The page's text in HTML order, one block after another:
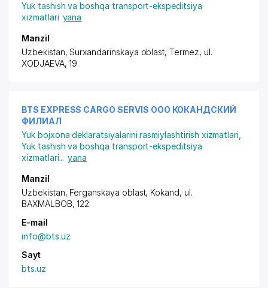
Yuk tashish va boshqa transport-ekspeditsiya
xizmatlari yana
Manzil
Uzbekistan, Surxandarinskaya oblast, Termez, ul.
XODJAEVA, 19
BTS EXPRESS CARGO SERVIS ООО КОКАНДСКИЙ
ФИЛИАЛ
Yuk bojxona deklaratsiyalarini rasmiylashtirish xizmatlari
Yuk tashish va boshqa transport-ekspeditsiya
xizmatlari... yana
Manzil
Uzbekistan, Ferganskaya oblast, Kokand, ul.
BAXMALBOB, 122
E-mail
info@bts.uz
Sayt
bts.uz